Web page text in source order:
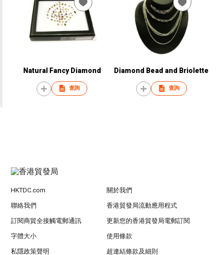
Natural Fancy Diamond
查詢
Diamond Bead and Briolette
查詢
HKTDC.com 關於我們
聯絡我們 香港貿發局流動應用程式
訂閱商貿全接觸電郵通訊 更新您的香港貿發局電郵訂閱
字體大小 使用條款
私隱政策聲明 超連結條款及細則